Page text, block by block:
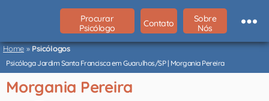
São
Paulo
Procurar
Psicólogo
Contato
Sobre
Nós
Home»Psicólogos
Psicóloga Jardim Santa Francisca em Guarulhos/SP | Morgania Pereira
Morgania Pereira